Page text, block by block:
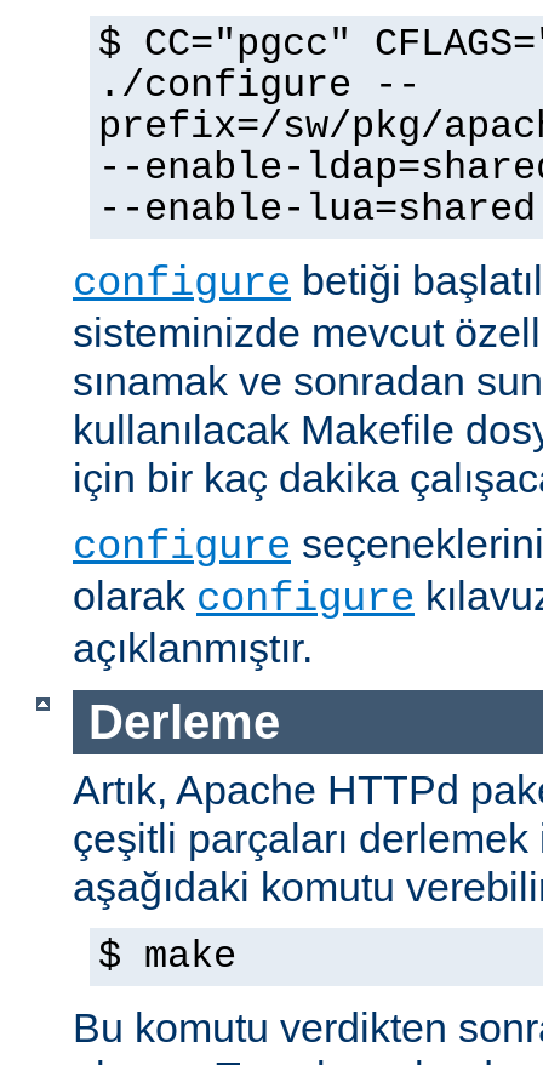
$ CC="pgcc"
./configure --
prefix=/sw/pkg/
--enable-
--enable-lua=shared
configure betiği
sisteminizde mevcut
sınamak ve sonradan
kullanılacak Makefile
için bir kaç dakika
configure
olarak configure
açıklanmıştır.
Derleme
Artık, Apache HTTPd
çeşitli parçaları
aşağıdaki komutu
$ make
Bu komutu verdikten